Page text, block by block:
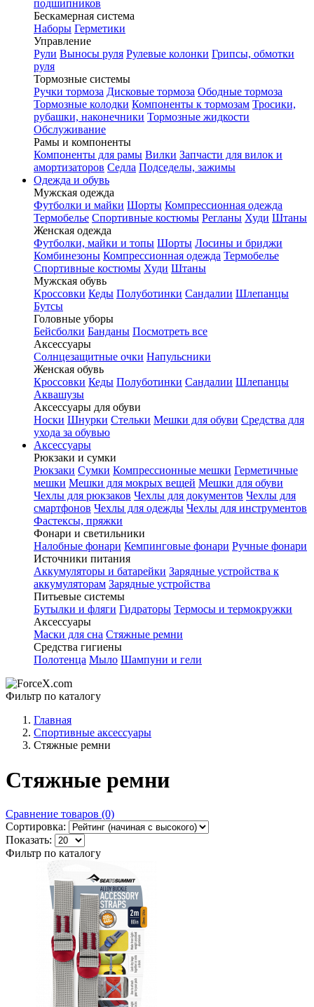
подшипников
Бескамерная система
Наборы Герметики
Управление
Рули Выносы руля Рулевые колонки Грипсы, обмотки
руля
Тормозные системы
Ручки тормоза Дисковые тормоза Ободные тормоза
Тормозные колодки Компоненты к тормозам Тросики,
рубашки, наконечники Тормозные жидкости
Обслуживание
Рамы и компоненты
Компоненты для рамы Вилки Запчасти для вилок и
амортизаторов Седла Подседелы, зажимы
Одежда и обувь
Мужская одежда
Футболки и майки Шорты Компрессионная одежда
Термобелье Спортивные костюмы Регланы Худи Штаны
Женская одежда
Футболки, майки и топы Шорты Лосины и бриджи
Комбинезоны Компрессионная одежда Термобелье
Спортивные костюмы Худи Штаны
Мужская обувь
Кроссовки Кеды Полуботинки Сандалии Шлепанцы
Бутсы
Головные уборы
Бейсболки Банданы Посмотреть все
Аксессуары
Солнцезащитные очки Напульсники
Женская обувь
Кроссовки Кеды Полуботинки Сандалии Шлепанцы
Аквашузы
Аксессуары для обуви
Носки Шнурки Стельки Мешки для обуви Средства для
ухода за обувью
Аксессуары
Рюкзаки и сумки
Рюкзаки Сумки Компрессионные мешки Герметичные
мешки Мешки для мокрых вещей Мешки для обуви
Чехлы для рюкзаков Чехлы для документов Чехлы для
смартфонов Чехлы для одежды Чехлы для инструментов
Фастексы, пряжки
Фонари и светильники
Налобные фонари Кемпинговые фонари Ручные фонари
Источники питания
Аккумуляторы и батарейки Зарядные устройства к
аккумуляторам Зарядные устройства
Питьевые системы
Бутылки и фляги Гидраторы Термосы и термокружки
Аксессуары
Маски для сна Стяжные ремни
Средства гигиены
Полотенца Мыло Шампуни и гели
Фильтр по каталогу
Главная
Спортивные аксессуары
Стяжные ремни
Стяжные ремни
Сравнение товаров (0)
Сортировка:
Показать:
Фильтр по каталогу